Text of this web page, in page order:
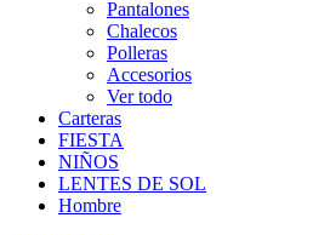
Pantalones
Chalecos
Polleras
Accesorios
Ver todo
Carteras
FIESTA
NIÑOS
LENTES DE SOL
Hombre